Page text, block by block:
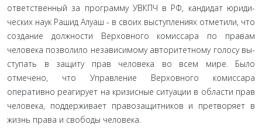
ответственный за программу УВКПЧ в РФ, кандидат юриди­
ческих наук Рашид Алуаш - в своих выступлениях отметили, что
создание должности Верховного комиссара по правам
человека позволило независимому авторитетному голосу вы­
ступать в защиту прав человека во всем мире. Было
отмечено, что Управление Верховного комиссара
оперативно реагирует на кризисные ситуации в области прав
человека, поддержи­вает правозащитников и претворяет в
жизнь права и свободы человека.